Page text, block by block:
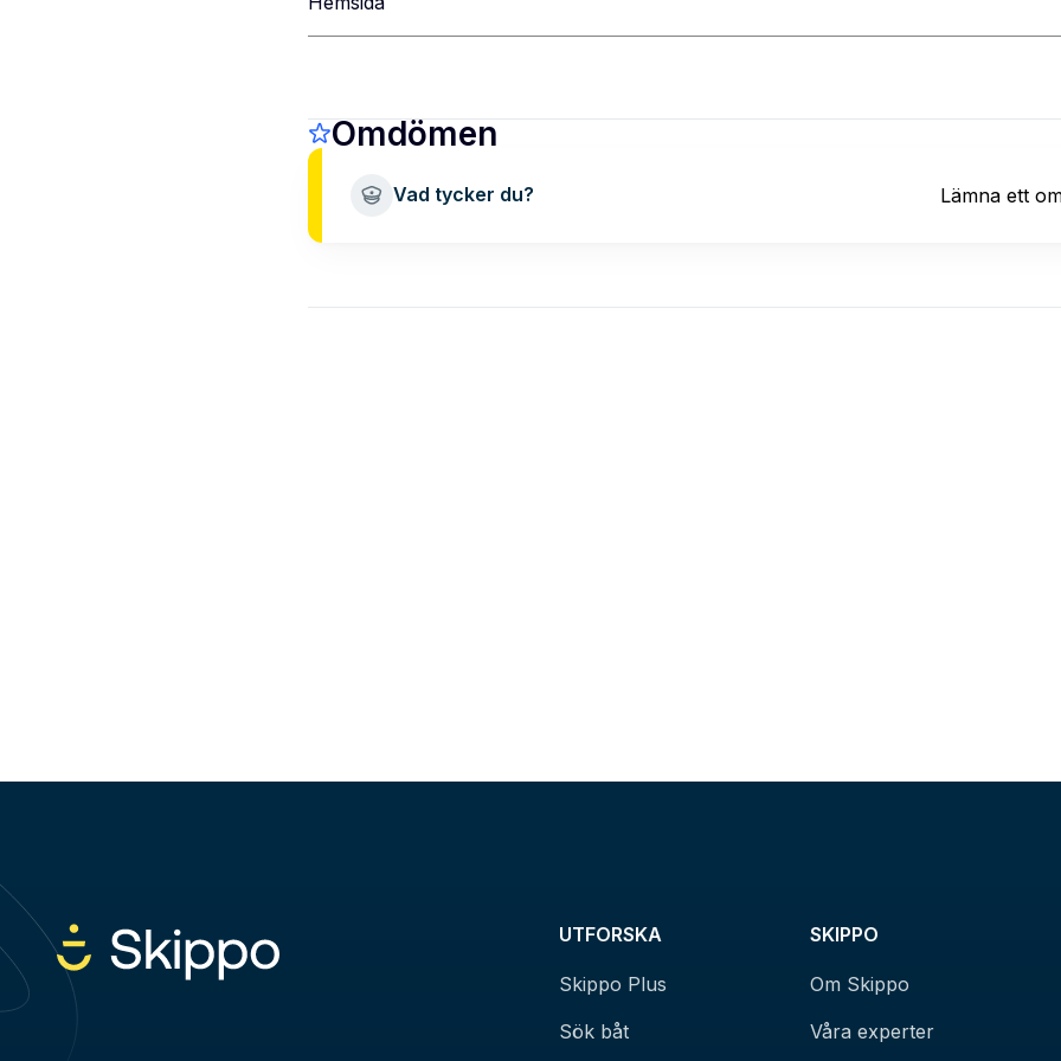
Omdömen
Vad tycker du? Lämna ett
UTFORSKA
Skippo Plus
Sök båt
SKIPPO
Om Skippo
Våra experter